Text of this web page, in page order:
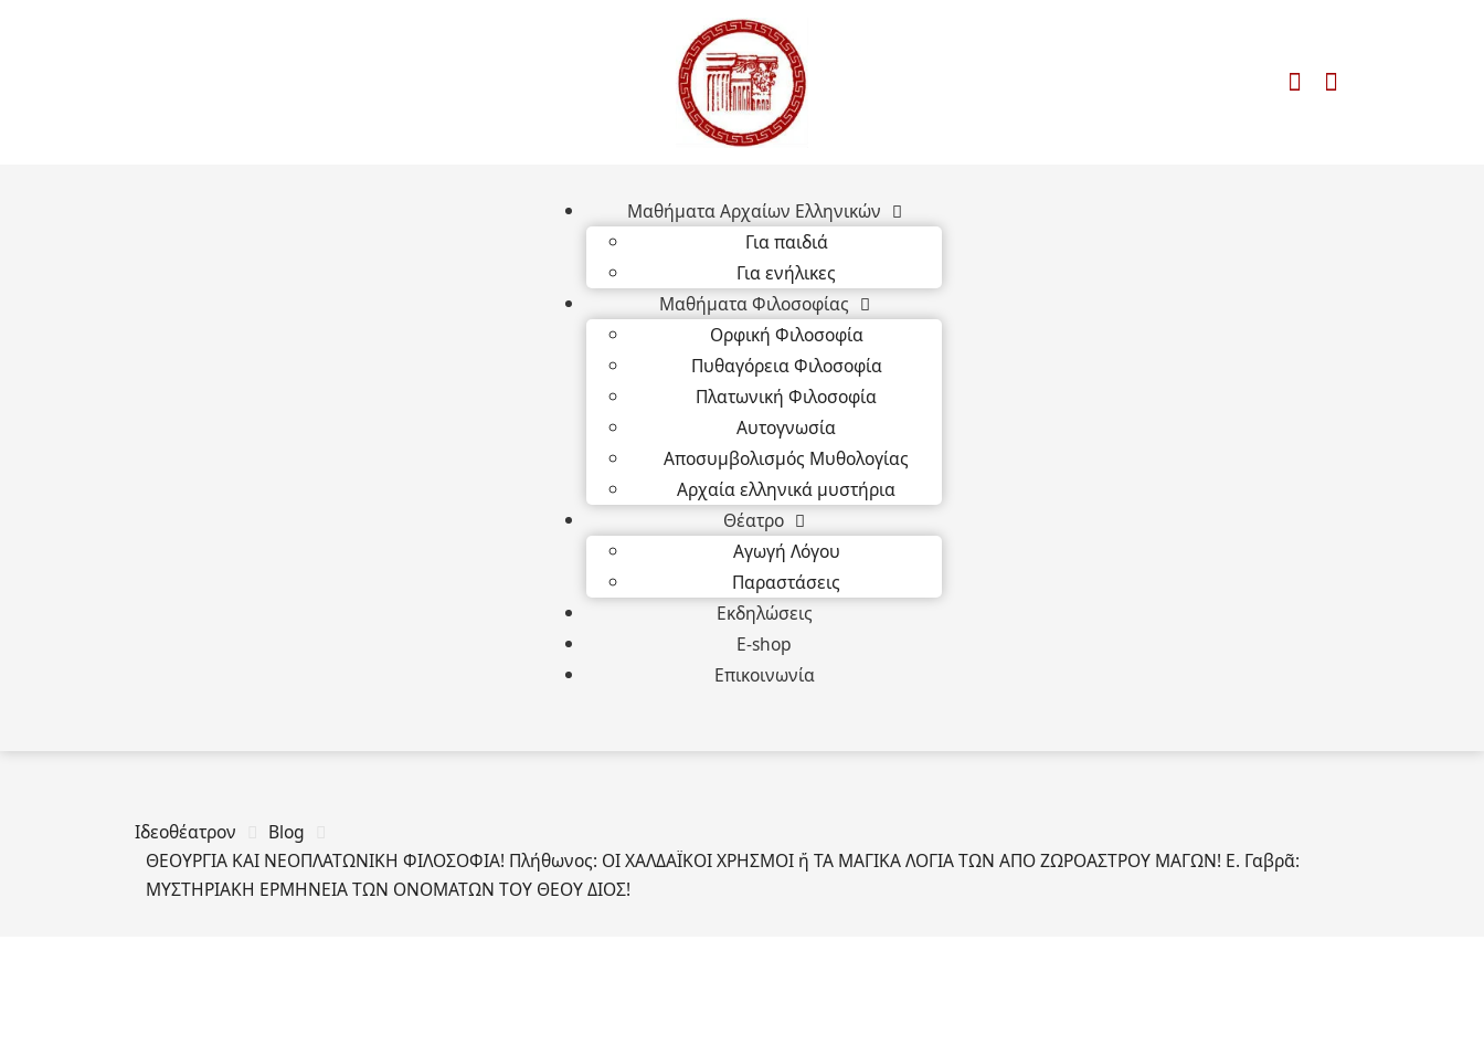
Μαθήματα Αρχαίων Ελληνικών
Για παιδιά
Για ενήλικες
Μαθήματα Φιλοσοφίας
Ορφική Φιλοσοφία
Πυθαγόρεια Φιλοσοφία
Πλατωνική Φιλοσοφία
Αυτογνωσία
Αποσυμβολισμός Μυθολογίας
Αρχαία ελληνικά μυστήρια
Θέατρο
Αγωγή Λόγου
Παραστάσεις
Εκδηλώσεις
E-shop
Επικοινωνία
Ιδεοθέατρον
Blog
ΘΕΟΥΡΓΙΑ ΚΑΙ ΝΕΟΠΛΑΤΩΝΙΚΗ ΦΙΛΟΣΟΦΙΑ! Πλήθωνος: ΟΙ ΧΑΛΔΑΪΚΟΙ ΧΡΗΣΜΟΙ ἤ ΤΑ ΜΑΓΙΚΑ ΛΟΓΙΑ ΤΩΝ ΑΠΟ ΖΩΡΟΑΣΤΡΟΥ ΜΑΓΩΝ! Ε. Γαβρᾶ:
ΜΥΣΤΗΡΙΑΚΗ ΕΡΜΗΝΕΙΑ ΤΩΝ ΟΝΟΜΑΤΩΝ ΤΟΥ ΘΕΟΥ ΔΙΟΣ!